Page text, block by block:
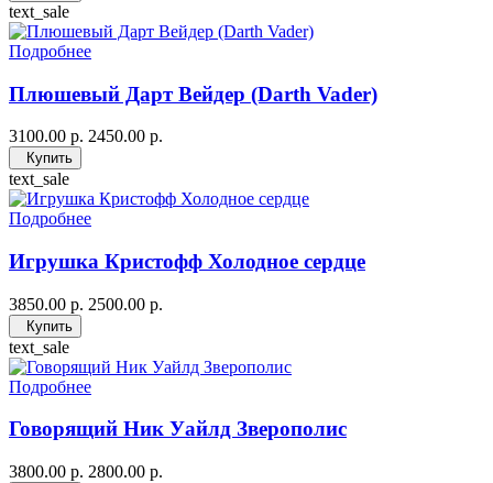
text_sale
Подробнее
Плюшевый Дарт Вейдер (Darth Vader)
3100.00 р. 2450.00 р.
Купить
text_sale
Подробнее
Игрушка Кристофф Холодное сердце
3850.00 р. 2500.00 р.
Купить
text_sale
Подробнее
Говорящий Ник Уайлд Зверополис
3800.00 р. 2800.00 р.